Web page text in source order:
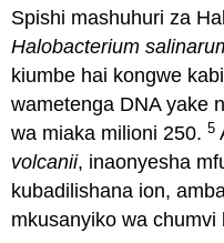
Spishi mashuhuri za
Halobacterium
kiumbe hai kongwe
wametenga DNA yake
wa miaka milioni 250.5
volcanii, inaonyesha
kubadilishana ion,
mkusanyiko wa chumvi